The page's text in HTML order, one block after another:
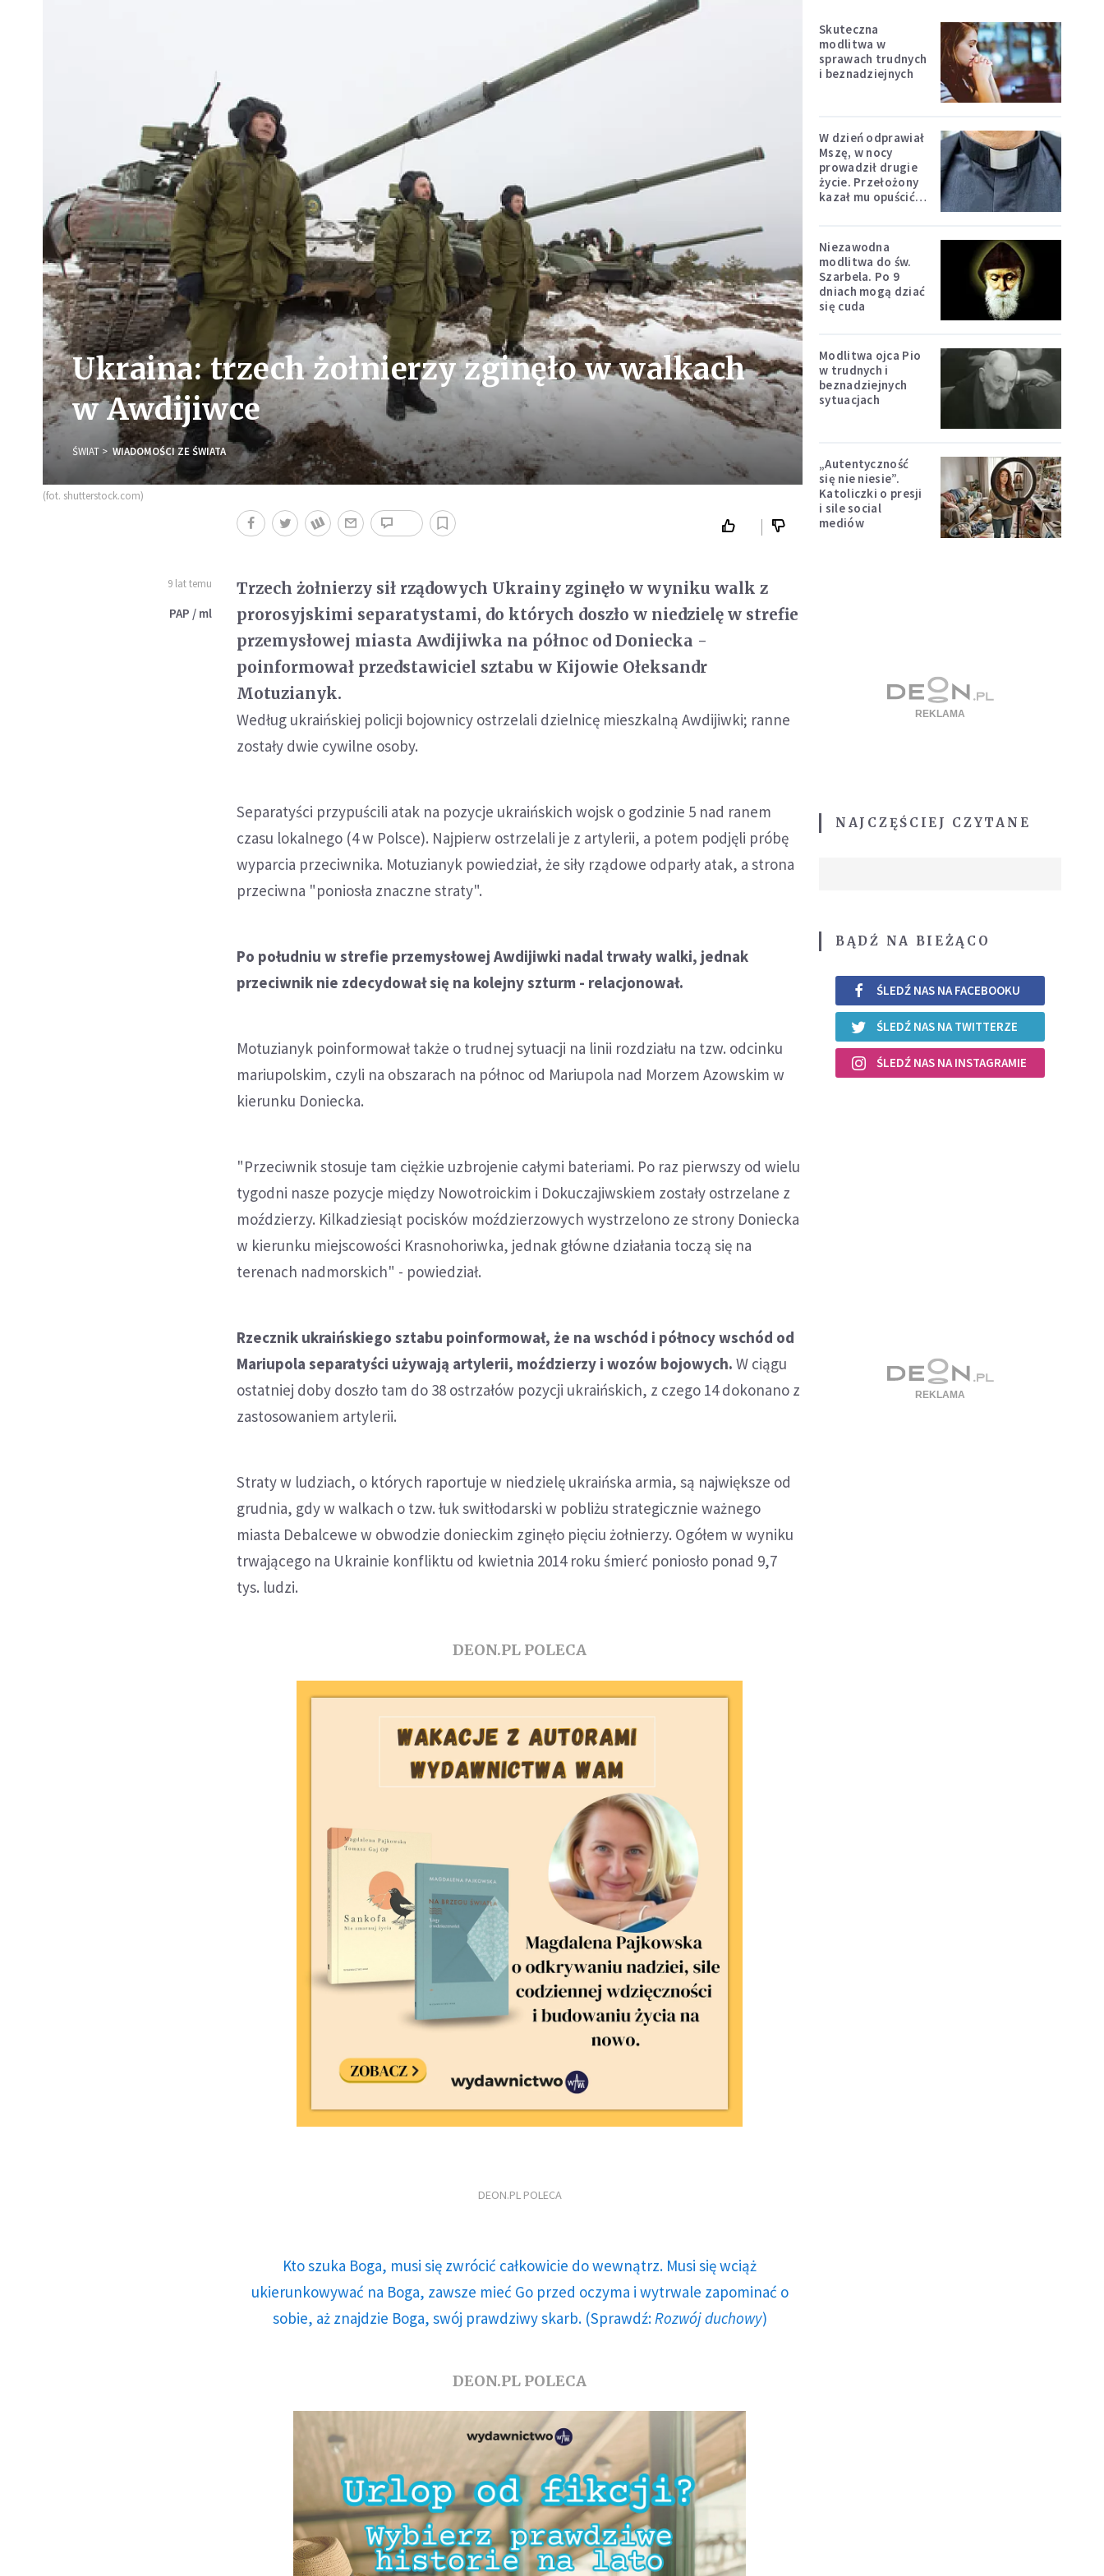
Ukraina: trzech żołnierzy zginęło w walkach
w Awdijiwce
ŚWIAT WIADOMOŚCI ZE ŚWIATA
(fot. shutterstock.com)
9 lat temu
PAP / ml
Trzech żołnierzy sił rządowych Ukrainy zginęło w wyniku walk z
prorosyjskimi separatystami, do których doszło w niedzielę w strefie
przemysłowej miasta Awdijiwka na północ od Doniecka -
poinformował przedstawiciel sztabu w Kijowie Ołeksandr
Motuzianyk.
Według ukraińskiej policji bojownicy ostrzelali dzielnicę mieszkalną Awdijiwki; ranne
zostały dwie cywilne osoby.
Separatyści przypuścili atak na pozycje ukraińskich wojsk o godzinie 5 nad ranem
czasu lokalnego (4 w Polsce). Najpierw ostrzelali je z artylerii, a potem podjęli próbę
wyparcia przeciwnika. Motuzianyk powiedział, że siły rządowe odparły atak, a strona
przeciwna "poniosła znaczne straty".
Po południu w strefie przemysłowej Awdijiwki nadal trwały walki, jednak
przeciwnik nie zdecydował się na kolejny szturm - relacjonował.
Motuzianyk poinformował także o trudnej sytuacji na linii rozdziału na tzw. odcinku
mariupolskim, czyli na obszarach na północ od Mariupola nad Morzem Azowskim w
kierunku Doniecka.
"Przeciwnik stosuje tam ciężkie uzbrojenie całymi bateriami. Po raz pierwszy od wielu
tygodni nasze pozycje między Nowotroickim i Dokuczajiwskiem zostały ostrzelane z
moździerzy. Kilkadziesiąt pocisków moździerzowych wystrzelono ze strony Doniecka
w kierunku miejscowości Krasnohoriwka, jednak główne działania toczą się na
terenach nadmorskich" - powiedział.
Rzecznik ukraińskiego sztabu poinformował, że na wschód i północy wschód od
Mariupola separatyści używają artylerii, moździerzy i wozów bojowych. W ciągu
ostatniej doby doszło tam do 38 ostrzałów pozycji ukraińskich, z czego 14 dokonano z
zastosowaniem artylerii.
Straty w ludziach, o których raportuje w niedzielę ukraińska armia, są największe od
grudnia, gdy w walkach o tzw. łuk switłodarski w pobliżu strategicznie ważnego
miasta Debalcewe w obwodzie donieckim zginęło pięciu żołnierzy. Ogółem w wyniku
trwającego na Ukrainie konfliktu od kwietnia 2014 roku śmierć poniosło ponad 9,7
tys. ludzi.
DEON.PL POLECA
DEON.PL POLECA
Kto szuka Boga, musi się zwrócić całkowicie do wewnątrz. Musi się wciąż
ukierunkowywać na Boga, zawsze mieć Go przed oczyma i wytrwale zapominać o
sobie, aż znajdzie Boga, swój prawdziwy skarb. (Sprawdź: Rozwój duchowy)
DEON.PL POLECA
Skuteczna
modlitwa w
sprawach trudnych
i beznadziejnych
W dzień odprawiał
Mszę, w nocy
prowadził drugie
życie. Przełożony
kazał mu opuścić
Niezawodna
modlitwa do św.
Szarbela. Po 9
dniach mogą dziać
się cuda
Modlitwa ojca Pio
w trudnych i
beznadziejnych
sytuacjach
„Autentyczność
się nie niesie”.
Katoliczki o presji
i sile social
mediów
NAJCZĘŚCIEJ CZYTANE
BĄDŹ NA BIEŻĄCO
ŚLEDŹ NAS NA FACEBOOKU
ŚLEDŹ NAS NA TWITTERZE
ŚLEDŹ NAS NA INSTAGRAMIE